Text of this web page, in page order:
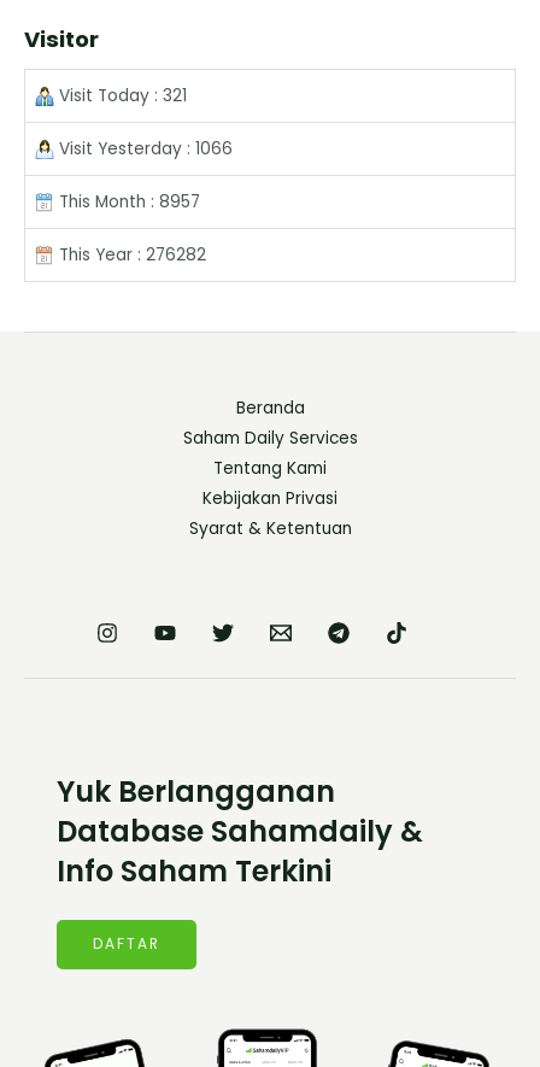
Visitor
Visit Today : 321
Visit Yesterday : 1066
This Month : 8957
This Year : 276282
Beranda
Saham Daily Services
Tentang Kami
Kebijakan Privasi
Syarat & Ketentuan
Yuk Berlangganan
Database Sahamdaily &
Info Saham Terkini
DAFTAR